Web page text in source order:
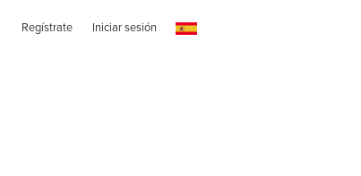
Regístrate Iniciar sesión